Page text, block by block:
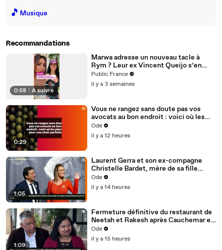
🎵 Musique
Recommandations
0:58 À suivre
Marwa adresse un nouveau tacle à
Rym ? Leur ex Vincent Queijo s’en
mêle !
Public France
il y a 3 semaines
0:29
Vous ne rangez sans doute pas vos
avocats au bon endroit : voici où les
placer pour une chair parfaite
Ode
il y a 12 heures
1:05
Laurent Gerra et son ex-compagne
Christelle Bardet, mère de sa fille
Célestine, toujours en très bons
termes, la preuve en images
Ode
il y a 14 heures
1:09
Fermeture définitive du restaurant de
Neetah et Rakesh après Cauchemar en
cuisine, Philippe Etchebest pensait les
avoir sauvés
Ode
il y a 15 heures